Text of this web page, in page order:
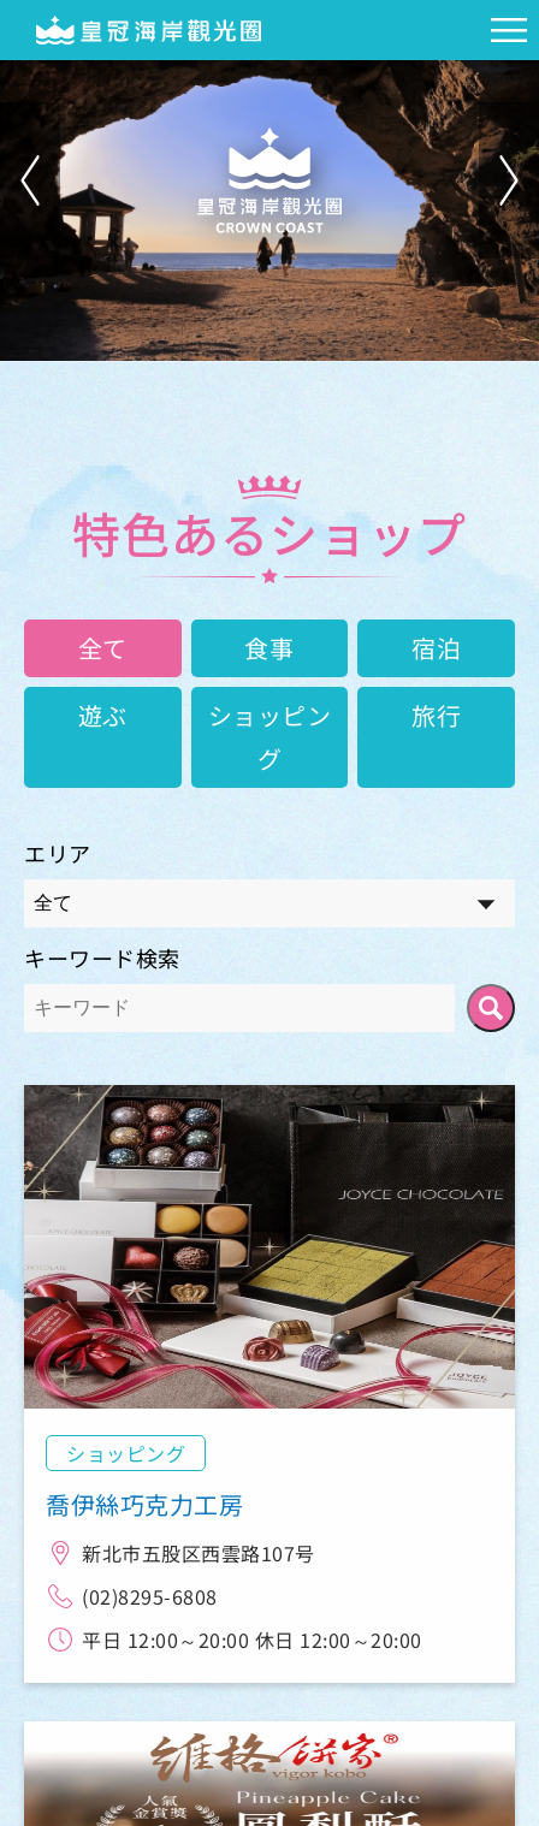
特色あるショップ
全て 食事
宿泊
遊ぶ
ショッピン
グ
旅行
エリア
キーワード検索
ショッピング
喬伊絲巧克力工房
新北市五股区西雲路107号
(02)8295-6808
平日 12:00～20:00 休日 12:00～20:00